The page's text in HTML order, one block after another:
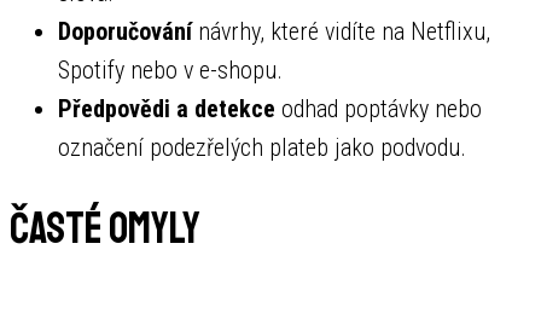
Doporučovánínávrhy, které vidíte na Netflixu,
Spotify nebo v e-shopu.
Předpovědi a detekce odhad poptávky nebo
označení podezřelých plateb jako podvodu.
Časté omyly